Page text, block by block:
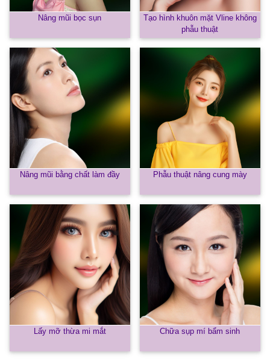
Nâng mũi bọc sụn
Tạo hình khuôn mặt Vline không
phẫu thuật
Nâng mũi bằng chất làm đầy Phẫu thuật nâng cung mày
Lấy mỡ thừa mi mắt Chữa sụp mí bẩm sinh